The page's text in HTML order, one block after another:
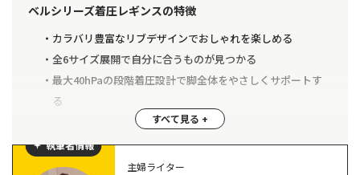
ベルシリーズ着圧レギンスの特徴
カラバリ豊富なリブデザインでおしゃれを楽しめる
全6サイズ展開で自分に合うものが見つかる
最大40hPaの段階着圧設計で脚全体をやさしくサポートす
る
た！
執筆者情報
主婦ライター